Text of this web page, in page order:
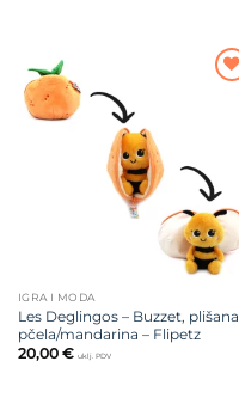
IGRA I MODA
Les Deglingos – Buzzet, plišana
pčela/mandarina – Flipetz
20,00 € uklj. PDV